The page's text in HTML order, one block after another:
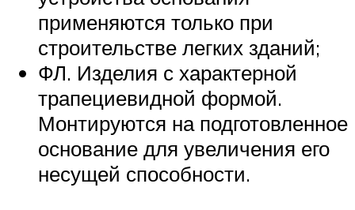
применяются только при
строительстве легких зданий;
ФЛ. Изделия с характерной
трапециевидной формой.
Монтируются на подготовленное
основание для увеличения его
несущей способности.